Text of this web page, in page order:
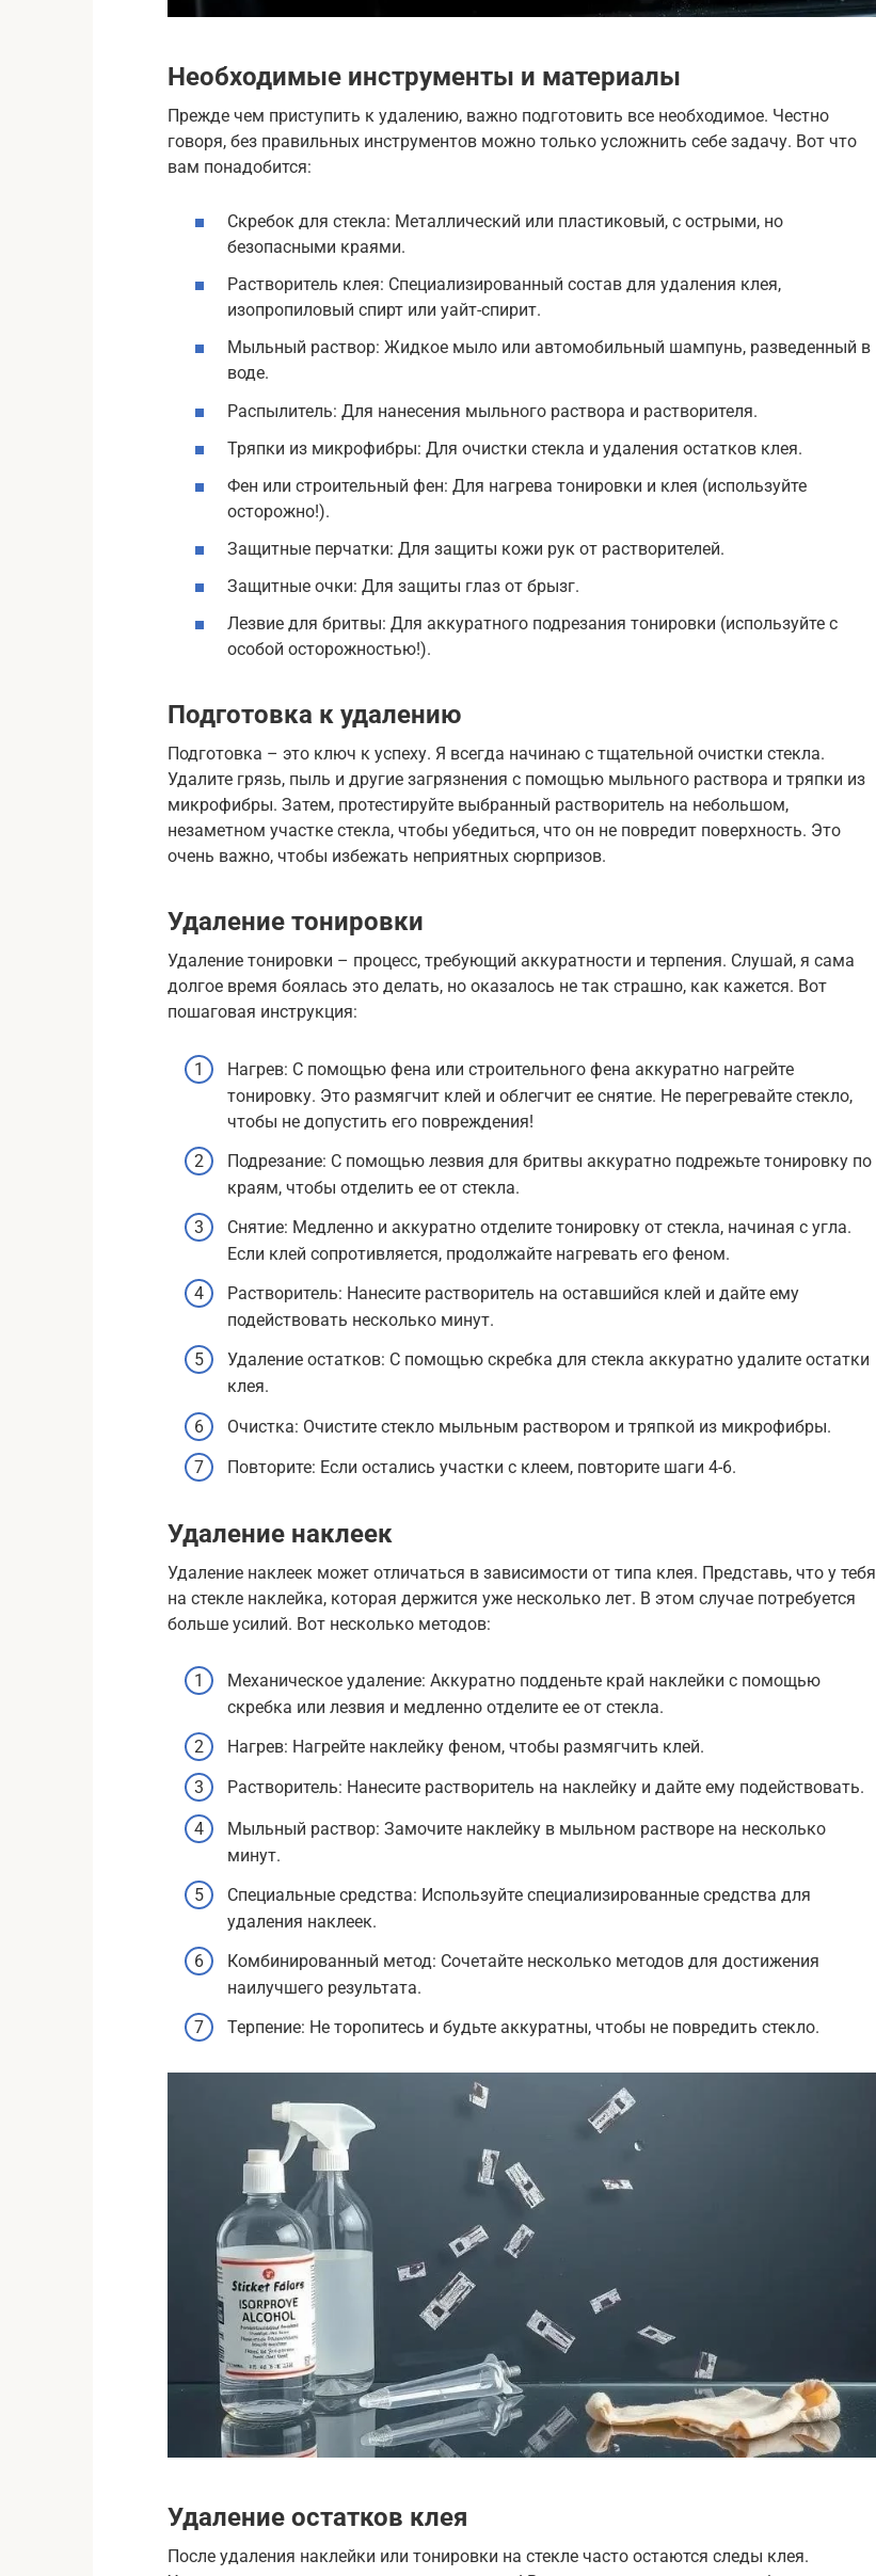
Необходимые инструменты и материалы
Прежде чем приступить к удалению, важно подготовить все необходимое. Честно
говоря, без правильных инструментов можно только усложнить себе задачу. Вот что
вам понадобится:
Скребок для стекла: Металлический или пластиковый, с острыми, но
безопасными краями.
Растворитель клея: Специализированный состав для удаления клея,
изопропиловый спирт или уайт-спирит.
Мыльный раствор: Жидкое мыло или автомобильный шампунь, разведенный в
воде.
Распылитель: Для нанесения мыльного раствора и растворителя.
Тряпки из микрофибры: Для очистки стекла и удаления остатков клея.
Фен или строительный фен: Для нагрева тонировки и клея (используйте
осторожно!).
Защитные перчатки: Для защиты кожи рук от растворителей.
Защитные очки: Для защиты глаз от брызг.
Лезвие для бритвы: Для аккуратного подрезания тонировки (используйте с
особой осторожностью!).
Подготовка к удалению
Подготовка – это ключ к успеху. Я всегда начинаю с тщательной очистки стекла.
Удалите грязь, пыль и другие загрязнения с помощью мыльного раствора и тряпки из
микрофибры. Затем, протестируйте выбранный растворитель на небольшом,
незаметном участке стекла, чтобы убедиться, что он не повредит поверхность. Это
очень важно, чтобы избежать неприятных сюрпризов.
Удаление тонировки
Удаление тонировки – процесс, требующий аккуратности и терпения. Слушай, я сама
долгое время боялась это делать, но оказалось не так страшно, как кажется. Вот
пошаговая инструкция:
Нагрев: С помощью фена или строительного фена аккуратно нагрейте
тонировку. Это размягчит клей и облегчит ее снятие. Не перегревайте стекло,
чтобы не допустить его повреждения!
Подрезание: С помощью лезвия для бритвы аккуратно подрежьте тонировку по
краям, чтобы отделить ее от стекла.
Снятие: Медленно и аккуратно отделите тонировку от стекла, начиная с угла.
Если клей сопротивляется, продолжайте нагревать его феном.
Растворитель: Нанесите растворитель на оставшийся клей и дайте ему
подействовать несколько минут.
Удаление остатков: С помощью скребка для стекла аккуратно удалите остатки
клея.
Очистка: Очистите стекло мыльным раствором и тряпкой из микрофибры.
Повторите: Если остались участки с клеем, повторите шаги 4-6.
Удаление наклеек
Удаление наклеек может отличаться в зависимости от типа клея. Представь, что у тебя
на стекле наклейка, которая держится уже несколько лет. В этом случае потребуется
больше усилий. Вот несколько методов:
Механическое удаление: Аккуратно подденьте край наклейки с помощью
скребка или лезвия и медленно отделите ее от стекла.
Нагрев: Нагрейте наклейку феном, чтобы размягчить клей.
Растворитель: Нанесите растворитель на наклейку и дайте ему подействовать.
Мыльный раствор: Замочите наклейку в мыльном растворе на несколько
минут.
Специальные средства: Используйте специализированные средства для
удаления наклеек.
Комбинированный метод: Сочетайте несколько методов для достижения
наилучшего результата.
Терпение: Не торопитесь и будьте аккуратны, чтобы не повредить стекло.
Удаление остатков клея
После удаления наклейки или тонировки на стекле часто остаются следы клея.